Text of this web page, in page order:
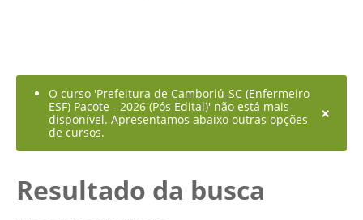
O curso 'Prefeitura de Camboriú-SC (Enfermeiro
ESF) Pacote - 2026 (Pós Edital)' não está mais
disponível. Apresentamos abaixo outras opções
de cursos.
×
Resultado da busca